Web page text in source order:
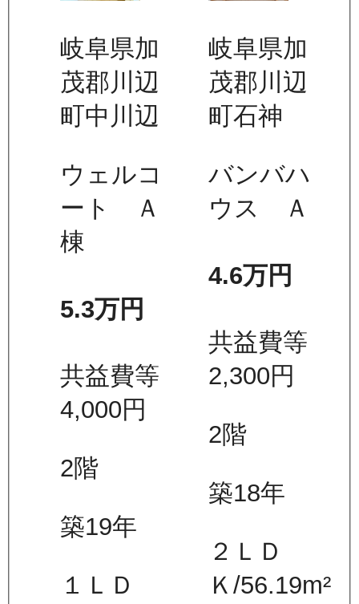
岐阜県加
茂郡川辺
町中川辺
ウェルコ
ート Ａ
棟
5.3万円
共益費等
4,000円
2階
築19年
１ＬＤ
岐阜県加
茂郡川辺
町石神
バンバハ
ウス Ａ
4.6万円
共益費等
2,300円
2階
築18年
２ＬＤ
Ｋ /56.19m²